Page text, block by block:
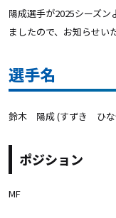
陽成選手が2025シーズ
ましたので、お知らせい
選手名
鈴木 陽成 (すずき ひな
ポジション
MF